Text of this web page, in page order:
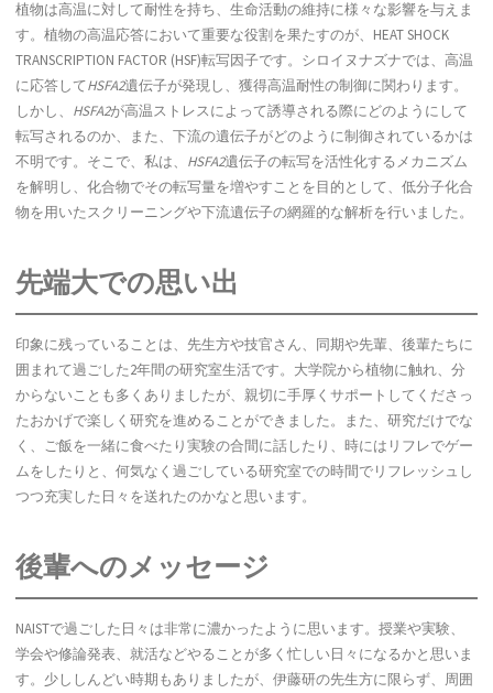
植物は高温に対して耐性を持ち、生命活動の維持に様々な影響を与えま
す。植物の高温応答において重要な役割を果たすのが、HEAT SHOCK
TRANSCRIPTION FACTOR (HSF)転写因子です。シロイヌナズナでは、高温
に応答してHSFA2遺伝子が発現し、獲得高温耐性の制御に関わります。
しかし、 HSFA2が高温ストレスによって誘導される際にどのようにして
転写されるのか、また、下流の遺伝子がどのように制御されているかは
不明です。そこで、私は、 HSFA2遺伝子の転写を活性化するメカニズム
を解明し、化合物でその転写量を増やすことを目的として、低分子化合
物を用いたスクリーニングや下流遺伝子の網羅的な解析を行いました。
先端大での思い出
印象に残っていることは、先生方や技官さん、同期や先輩、後輩たちに
囲まれて過ごした2年間の研究室生活です。大学院から植物に触れ、分
からないことも多くありましたが、親切に手厚くサポートしてくださっ
たおかげで楽しく研究を進めることができました。また、研究だけでな
く、ご飯を一緒に食べたり実験の合間に話したり、時にはリフレでゲー
ムをしたりと、何気なく過ごしている研究室での時間でリフレッシュし
つつ充実した日々を送れたのかなと思います。
後輩へのメッセージ
NAISTで過ごした日々は非常に濃かったように思います。授業や実験、
学会や修論発表、就活などやることが多く忙しい日々になるかと思いま
す。少ししんどい時期もありましたが、伊藤研の先生方に限らず、周囲